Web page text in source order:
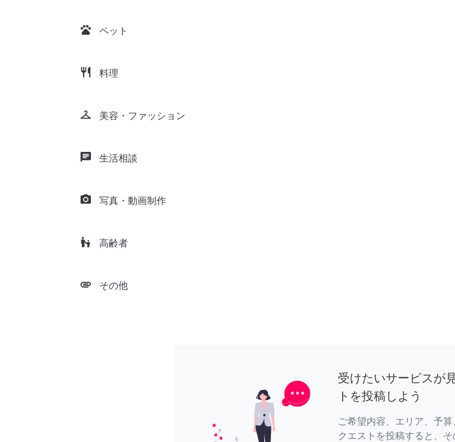
pets ペット
restaurant 料理
checkroom 美容・ファッション
chat 生活相談
camera_alt 写真・動画制作
escalator_warning 高齢者
attachment その他
受けたいサービスが
トを投稿しよう
ご希望内容、エリア、予
クエストを投稿すると、